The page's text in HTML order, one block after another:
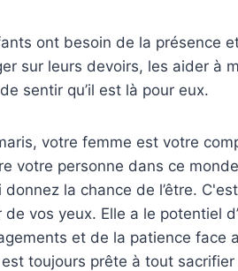
ont besoin de la présence
sur leurs devoirs, les aider à
sentir qu’il est là pour eux.
votre femme est votre
votre personne dans ce
donnez la chance de l’être.
de vos yeux. Elle a le potentiel
et de la patience face
toujours prête à tout